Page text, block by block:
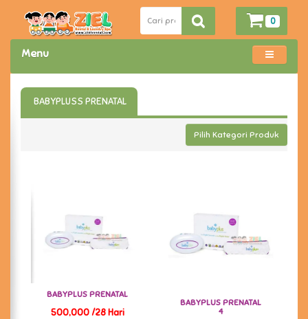
0
Menu
BABYPLUSS PRENATAL
Pilih Kategori Produk
BABYPLUS PRENATAL
500,000 /28 Hari
BABYPLUS PRENATAL
4